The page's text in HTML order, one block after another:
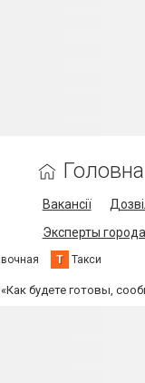
Головна
Вакансії
Эксперты города
Т Такси
«Как будете готовы,